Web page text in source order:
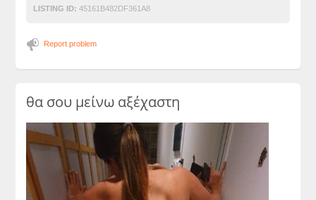
LISTING ID: 45161B482DF361A8
Report problem
θα σου μείνω αξέχαστη